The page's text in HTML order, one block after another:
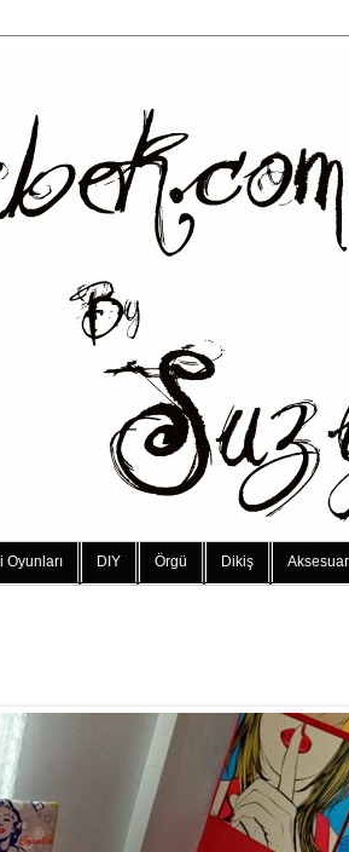
Oyunları DIY Örgü Dikiş